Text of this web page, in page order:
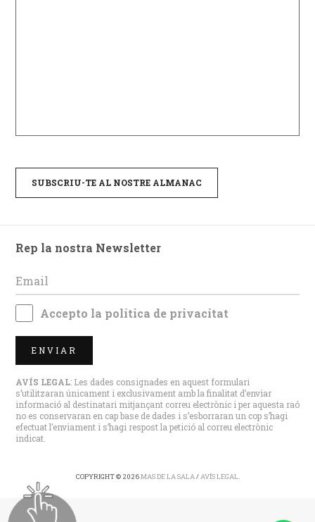
SUBSCRIU-TE AL NOSTRE ALMANAC
Rep la nostra Newsletter
Accepto la política de privacitat
ENVIAR
AVÍS LEGAL: Les dades consignades en aquest formulari
s’utilitzaran únicament i exclusivament amb la finalitat d’enviar
informació al destinatari mitjançant correu electrònic i per aquesta raó
no es conservaran en cap base de dades i s’esborraran un cop s’hagi
efectuat l’enviament i s’hagi respost la petició al correu electrònic
indicat.
COPYRIGHT © 2026MAS DE LA SALA/AVÍS LEGAL.